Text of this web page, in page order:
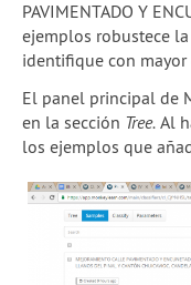
PAVIMENTADO Y
ejemplos robustece
identifique con
El panel principal de
en la sección Tree. Al
los ejemplos que